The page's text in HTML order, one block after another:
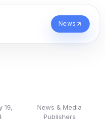
News
19,
·
News & Media
Publishers